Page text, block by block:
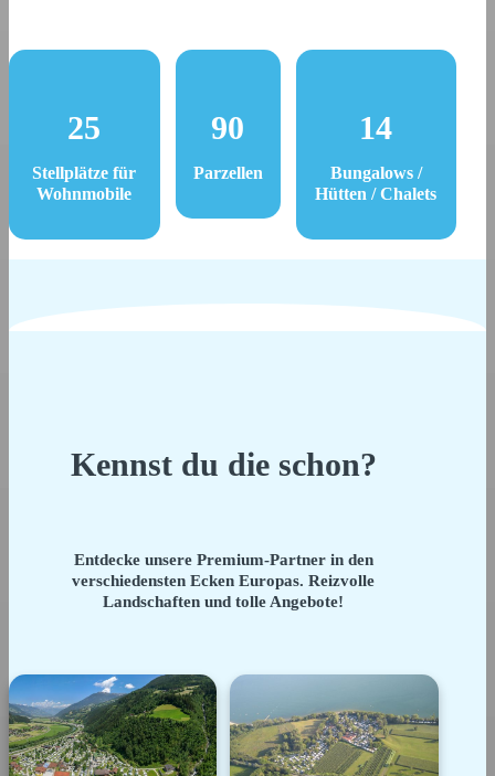
25
Stellplätze für
Wohnmobile
90
Parzellen
14
Bungalows /
Hütten / Chalets
Kennst du die schon?
Entdecke unsere Premium-Partner in den
verschiedensten Ecken Europas. Reizvolle
Landschaften und tolle Angebote!